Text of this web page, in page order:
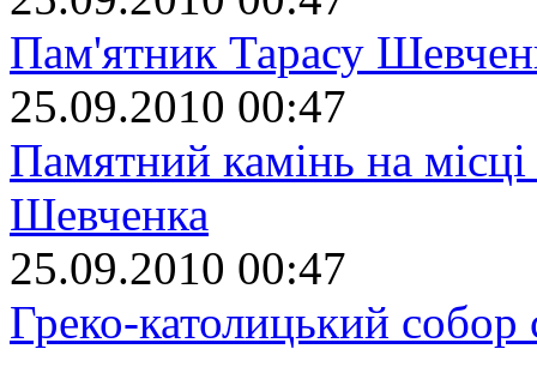
Пам'ятник Тарасу
25.09.2010 00:47
Памятний камінь на
Шевченка
25.09.2010 00:47
Греко-католицький собор